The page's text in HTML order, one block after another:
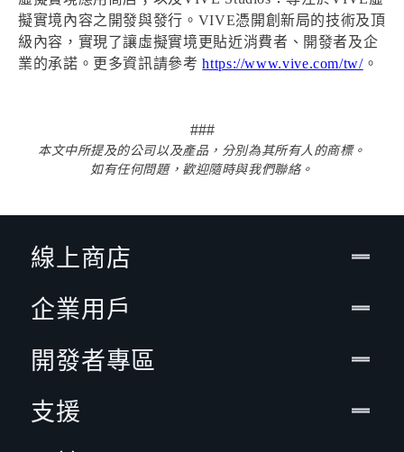
擬實境內容之開發與發行。VIVE憑開創新局的技術及頂
級內容，實現了讓虛擬實境更貼近消費者、開發者及企
業的承諾。更多資訊請參考https://www.vive.com/tw/。
###
本文中所提及的公司以及產品，分別為其所有人的商標。
如有任何問題，歡迎隨時與我們聯絡。
線上商店
企業用戶
開發者專區
支援